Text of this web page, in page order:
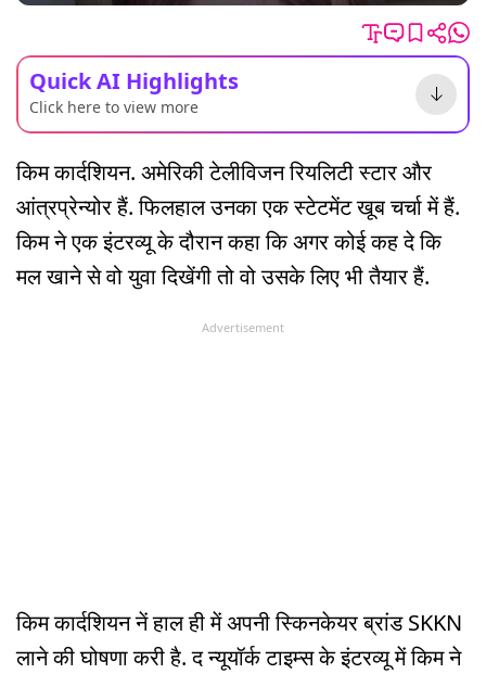
Quick AI Highlights
Click here to view more
किम कार्दशियन. अमेरिकी टेलीविजन रियलिटी स्टार और
आंत्रप्रेन्योर हैं. फिलहाल उनका एक स्टेटमेंट खूब चर्चा में हैं.
किम ने एक इंटरव्यू के दौरान कहा कि अगर कोई कह दे कि
मल खाने से वो युवा दिखेंगी तो वो उसके लिए भी तैयार हैं.
Advertisement
किम कार्दशियन नें हाल ही में अपनी स्किनकेयर ब्रांड SKKN
लाने की घोषणा करी है. द न्यूयॉर्क टाइम्स के इंटरव्यू में किम ने